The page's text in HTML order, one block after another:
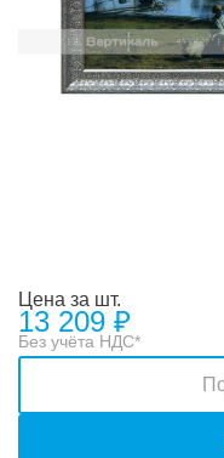
Цена за шт.
13 209 ₽
Без учёта НДС*